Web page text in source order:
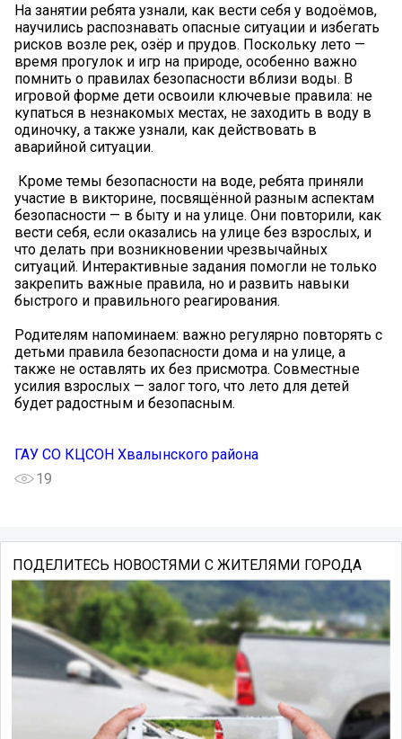
На занятии ребята узнали, как вести себя у водоёмов,
научились распознавать опасные ситуации и избегать
рисков возле рек, озёр и прудов. Поскольку лето —
время прогулок и игр на природе, особенно важно
помнить о правилах безопасности вблизи воды. В
игровой форме дети освоили ключевые правила: не
купаться в незнакомых местах, не заходить в воду в
одиночку, а также узнали, как действовать в
аварийной ситуации.
️ Кроме темы безопасности на воде, ребята приняли
участие в викторине, посвящённой разным аспектам
безопасности — в быту и на улице. Они повторили, как
вести себя, если оказались на улице без взрослых, и
что делать при возникновении чрезвычайных
ситуаций. Интерактивные задания помогли не только
закрепить важные правила, но и развить навыки
быстрого и правильного реагирования.
Родителям напоминаем: важно регулярно повторять с
детьми правила безопасности дома и на улице, а
также не оставлять их без присмотра. Совместные
усилия взрослых — залог того, что лето для детей
будет радостным и безопасным.
ГАУ СО КЦСОН Хвалынского района
19
ПОДЕЛИТЕСЬ НОВОСТЯМИ С ЖИТЕЛЯМИ ГОРОДА